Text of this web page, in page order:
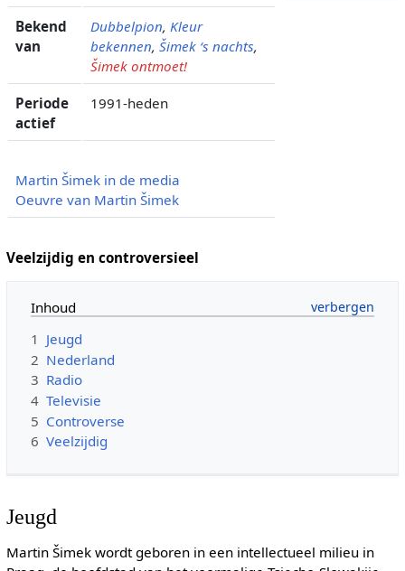
Bekend
van
Dubbelpion, Kleur
bekennen, Šimek ‘s nachts,
Šimek ontmoet!
Periode
actief
1991-heden
Martin Šimek in de media
Oeuvre van Martin Šimek
Veelzijdig en controversieel
Inhoud
1 Jeugd
2 Nederland
3 Radio
4 Televisie
5 Controverse
6 Veelzijdig
Jeugd
Martin Šimek wordt geboren in een intellectueel milieu in